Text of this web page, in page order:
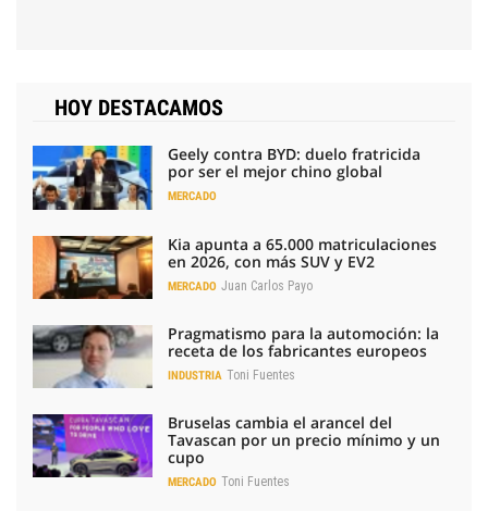
HOY DESTACAMOS
Geely contra BYD: duelo fratricida
por ser el mejor chino global
MERCADO
Kia apunta a 65.000 matriculaciones
en 2026, con más SUV y EV2
MERCADO Juan Carlos Payo
Pragmatismo para la automoción: la
receta de los fabricantes europeos
INDUSTRIA Toni Fuentes
Bruselas cambia el arancel del
Tavascan por un precio mínimo y un
cupo
MERCADO Toni Fuentes